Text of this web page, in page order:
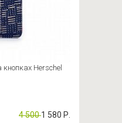
Herschel
4 5001 580 Р.